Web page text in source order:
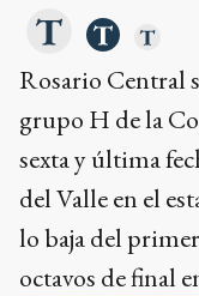
Rosario Central
grupo H de la
sexta y última
del Valle en el
lo baja del
octavos de final